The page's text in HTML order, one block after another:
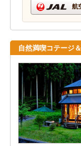
航
自然満喫コテージ